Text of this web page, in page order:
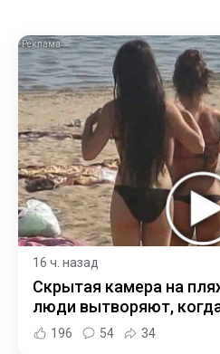
16 ч. назад
Скрытая камера на
люди вытворяют,
196 54 34